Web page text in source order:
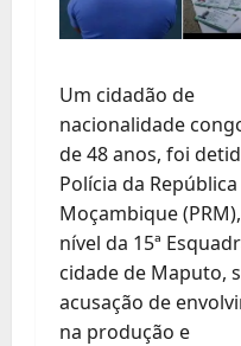
Um cidadão de
nacionalidade
de 48 anos, foi
Polícia da
Moçambique
nível da 15ª
cidade de Maputo,
acusação de
na produção e